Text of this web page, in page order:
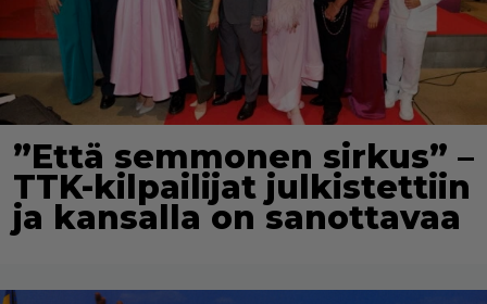
”Että semmonen sirkus” –
TTK-kilpailijat julkistettiin
ja kansalla on sanottavaa